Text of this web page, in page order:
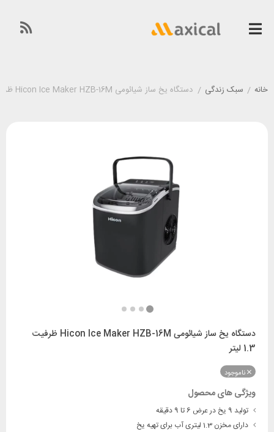
خانه / سبک زندگی / دستگاه یخ ساز شیائومی Hicon Ice Maker HZB-16M ظرفیت 1.3 لیتر
دستگاه یخ ساز شیائومی Hicon Ice Maker HZB-16M ظرفیت
1.3 لیتر
ناموجود
ویژگی های محصول
تولید 9 یخ در عرض 6 تا 9 دقیقه
دارای مخزن 1.3 لیتری آب برای تهیه یخ